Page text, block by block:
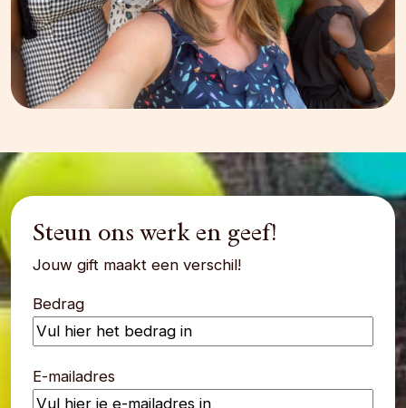
Steun ons werk en geef!
Jouw gift maakt een verschil!
Bedrag
E-mailadres